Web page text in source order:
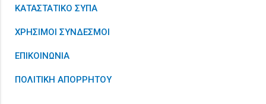
ΚΑΤΑΣΤΑΤΙΚΟ ΣΥΠΑ
ΧΡΗΣΙΜΟΙ ΣΥΝΔΕΣΜΟΙ
ΕΠΙΚΟΙΝΩΝΙΑ
ΠΟΛΙΤΙΚΗ ΑΠΟΡΡΗΤΟΥ